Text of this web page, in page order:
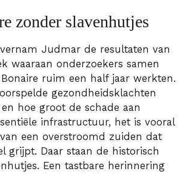
zonder slavenhutjes
Judmar de resultaten van
waaraan onderzoekers samen
ruim een half jaar werkten.
gezondheidsklachten
hoe groot de schade aan
infrastructuur, het is vooral
een overstroomd zuiden dat
grijpt. Daar staan de historisch
Een tastbare herinnering